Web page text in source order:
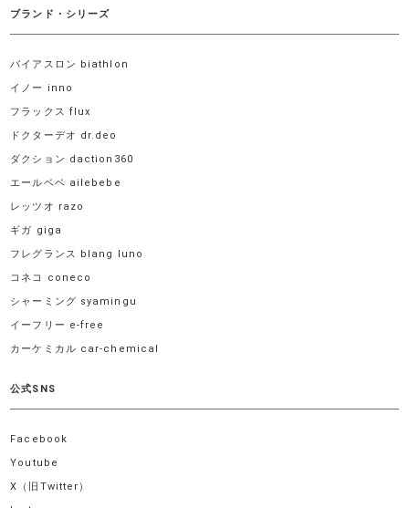
ブランド・シリーズ
バイアスロン biathlon
イノー inno
フラックス flux
ドクターデオ dr.deo
ダクション daction360
エールベベ ailebebe
レッツオ razo
ギガ giga
フレグランス blang luno
コネコ coneco
シャーミング syamingu
イーフリー e-free
カーケミカル car-chemical
公式SNS
Facebook
Youtube
X（旧Twitter）